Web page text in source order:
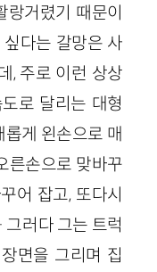
랑거렸기 때문이
다는 갈망은 사
, 주로 이런 상상
로 달리는 대형
게 왼손으로 매
른손으로 맞바꾸
어 잡고, 또다시
러다 그는 트럭
면을 그리며 집